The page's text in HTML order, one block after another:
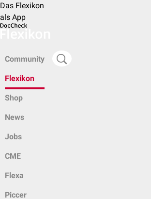
Das Flexikon
als App
Community
Flexikon
Shop
News
Jobs
CME
Flexa
Piccer